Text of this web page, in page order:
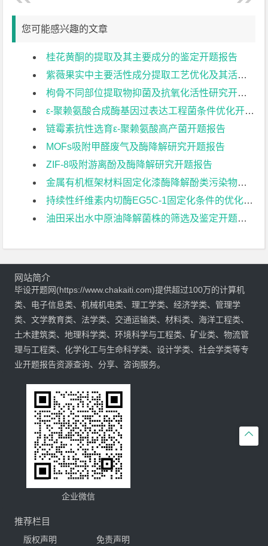
您可能感兴趣的文章
桂花黄酮的提取及其主要成分的鉴定开题报告
紫薇果实中主要活性成分提取工艺优化及其活性研究开题报告
枸骨不同部位提取物抑菌及抗氧化活性研究开题报告
ε-聚赖氨酸合成酶基因过表达工程菌条件优化开题报告
链霉素抗性选育ε-聚赖氨酸高产菌开题报告
MOFs吸附甲醛废气及酶降解研究开题报告
ZIF-8吸附游离酚及酶降解研究开题报告
金属有机框架材料固定化漆酶降解酚类污染物研究开题报告
持续性纤维素内切酶EG5C-1固定化条件的优化开题报告
油田采出水中原油降解菌株的筛选及鉴定开题报告

网站简介
毕设开题网(https://www.chakaiti.com)提供超过100万的计算机
类、电子信息类、机械机电类、理工学类、经济学类、管理学
类、文学教育类、法学类、交通运输类、材料类、海洋工程类、
土木建筑类、地理科学类、环境科学与工程类、矿业类、物流管
理与工程类、化学化工与生命科学类、设计学类、社会学类等专
业开题报告资源查询、分享、咨询服务。
企业微信
推荐栏目
版权声明 免责声明